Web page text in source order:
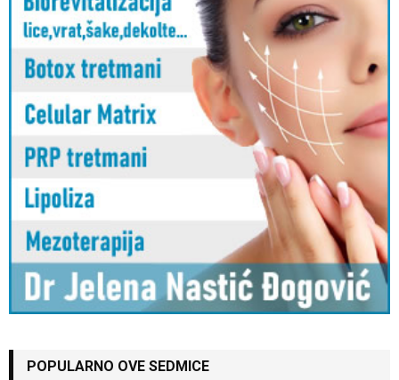
POPULARNO OVE SEDMICE